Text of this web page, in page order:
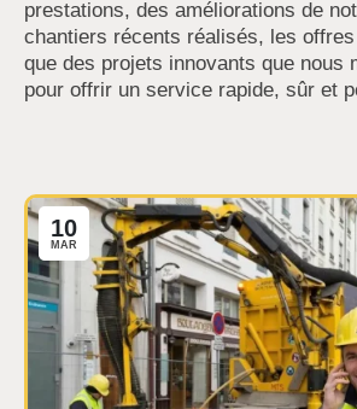
prestations, des améliorations de
chantiers récents réalisés, les
que des projets innovants que
pour offrir un service rapide, sûr et
10
MAR